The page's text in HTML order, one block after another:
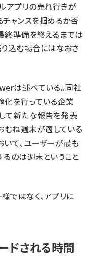
アプリの売れ行きが
チャンスを掴めるか否
終準備を終えるまでは
り込む場合にはなおさ
は述べている。同社
化を行っている企業
て新たな報告を発表
むね週末が適している
いて、ユーザーが最も
るのは週末ということ
ではなく、アプリに
ドされる時間